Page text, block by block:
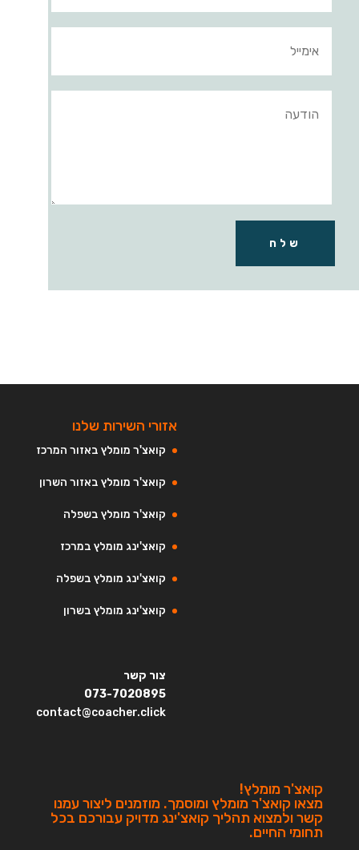
שלח
אזורי השירות שלנו
קואצ'ר מומלץ באזור המרכז
קואצ'ר מומלץ באזור השרון
קואצ'ר מומלץ בשפלה
קואצ'ינג מומלץ במרכז
קואצ'ינג מומלץ בשפלה
קואצ'ינג מומלץ בשרון
צור קשר
073-7020895
contact@coacher.click
קואצ'ר מומלץ!
מצאו קואצ'ר מומלץ ומוסמך. מוזמנים ליצור עמנו
קשר ולמצוא תהליך קואצ'ינג מדויק עבורכם בכל
תחומי החיים.